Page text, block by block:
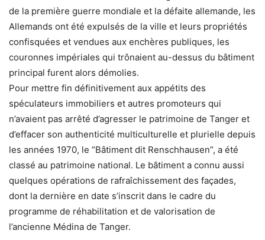
de la première guerre mondiale et la défaite allemande, les
Allemands ont été expulsés de la ville et leurs propriétés
confisquées et vendues aux enchères publiques, les
couronnes impériales qui trônaient au-dessus du bâtiment
principal furent alors démolies.
Pour mettre fin définitivement aux appétits des
spéculateurs immobiliers et autres promoteurs qui
n’avaient pas arrêté d’agresser le patrimoine de Tanger et
d’effacer son authenticité multiculturelle et plurielle depuis
les années 1970, le “Bâtiment dit Renschhausen”, a été
classé au patrimoine national. Le bâtiment a connu aussi
quelques opérations de rafraîchissement des façades,
dont la dernière en date s’inscrit dans le cadre du
programme de réhabilitation et de valorisation de
l’ancienne Médina de Tanger.